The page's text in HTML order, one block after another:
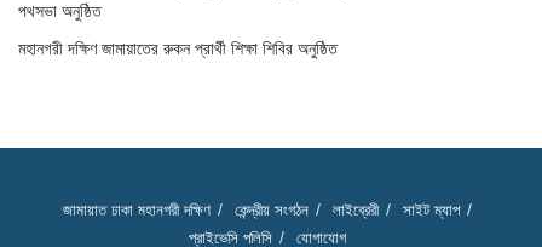
পথসভা অনুষ্ঠিত
মহানগরী দক্ষিণ জামায়াতের রুকন প্রার্থী শিক্ষা শিবির অনুষ্ঠিত
জামায়াত ঢাকা মহানগরী দক্ষিণ কেন্দ্রীয় সংগঠন লাইব্রেরী
সাইট ম্যাপ
প্রাইভেসি পলিসি
যোগাযোগ